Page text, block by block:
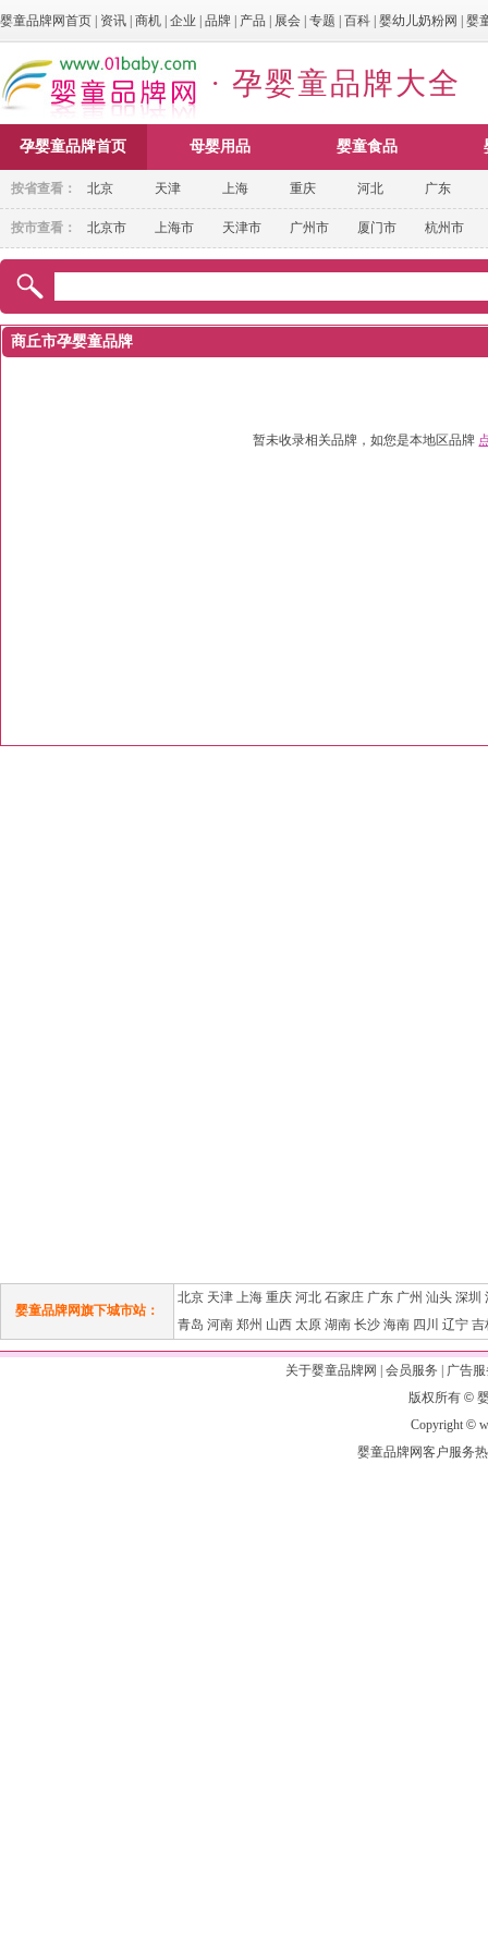
婴童品牌网首页 资讯 商机 企业 品牌 产品 展会 专题 百科 婴幼儿奶粉网 婴
· 孕婴童品牌大全
孕婴童品牌首页 母婴用品 婴童食品
北京 天津 上海 重庆 河北 广东
按省查看：
北京市 上海市 天津市 广州市 厦门市 杭州市
按市查看：
商丘市孕婴童品牌
暂未收录相关品牌，如您是本地区品牌
婴童品牌网旗下城市站：
北京 天津 上海 重庆 河北 石家庄 广东 广州 汕头 深圳
青岛 河南 郑州 山西 太原 湖南 长沙 海南 四川 辽宁 吉
关于婴童品牌网 会员服务
广告
版权所有 ©
Copyright©
婴童品牌网客户服务